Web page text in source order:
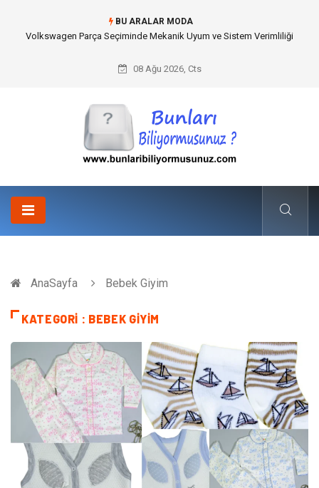
BU ARALAR MODA
Volkswagen Parça Seçiminde Mekanik Uyum ve Sistem Verimliliği
08 Ağu 2026, Cts
AnaSayfa Bebek Giyim
KATEGORI : BEBEK GIYIM